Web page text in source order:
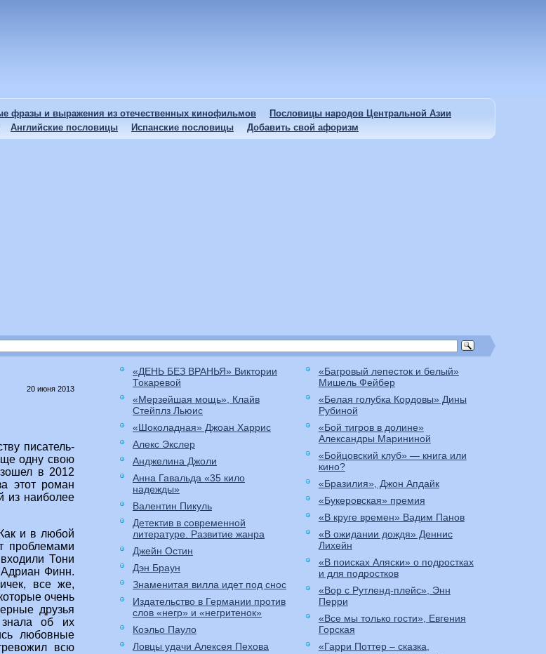
фразы и выражения из отечественных кинофильмов
Пословицы народов Центральной Азии
Английские пословицы Испанские пословицы Добавить свой афоризм
20 июня 2013
писатель-
одну свою
в 2012
этот роман
из наиболее
и в любой
проблемами
Тони
Адриан Финн.
все же,
очень
друзья
об их
любовные
всю
«ДЕНЬ БЕЗ ВРАНЬЯ» Виктории
Токаревой
«Мерзейшая мощь», Клайв
Стейплз Льюис
«Шоколадная» Джоан Харрис
Алекс Экслер
Анджелина Джоли
Анна Гавальда «35 кило
надежды»
Валентин Пикуль
Детектив в современной
литературе. Развитие жанра
Джейн Остин
Дэн Браун
Знаменитая вилла идет под снос
Издательство в Германии против
слов «негр» и «негритенок»
Коэльо Пауло
Ловцы удачи Алексея Пехова
«Багровый лепесток и белый»
Мишель Фейбер
«Белая голубка Кордовы» Дины
Рубиной
«Бой тигров в долине»
Александры Марининой
«Бойцовский клуб» — книга или
кино?
«Бразилия», Джон Апдайк
«Букеровская» премия
«В круге времен» Вадим Панов
«В ожидании дождя» Деннис
Лихейн
«В поисках Аляски» о подростках
и для подростков
«Вор с Рутленд-плейс», Энн
Перри
«Все мы только гости», Евгения
Горская
«Гарри Поттер – сказка,